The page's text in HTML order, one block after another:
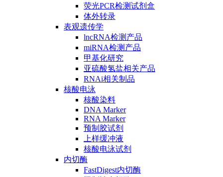
荧光PCR检测试剂盒
体外转录
表观遗传学
lncRNA检测产品
miRNA检测产品
甲基化研究
亚硫酸氢盐相关产品
RNAi相关制品
核酸电泳
核酸染料
DNA Marker
RNA Marker
预制胶试剂
上样缓冲液
核酸电泳试剂
内切酶
FastDigest内切酶